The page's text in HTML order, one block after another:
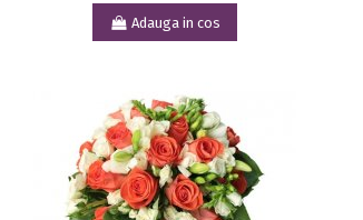
Adauga in cos